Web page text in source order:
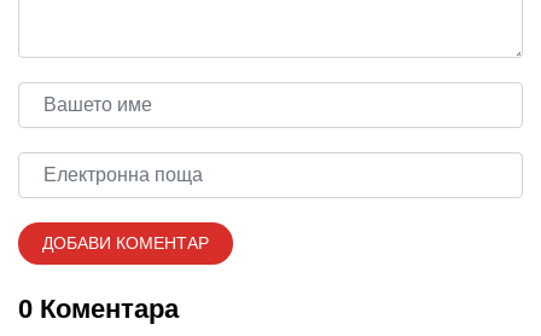
0 Коментара